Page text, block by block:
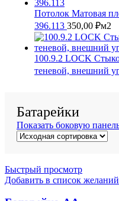
Потолок Матовая
396.113 350,00 ₽м2
100.9.2 LOCK
теневой, внешний
Батарейки
Показать боковую
Быстрый просмотр
Добавить в список желаний